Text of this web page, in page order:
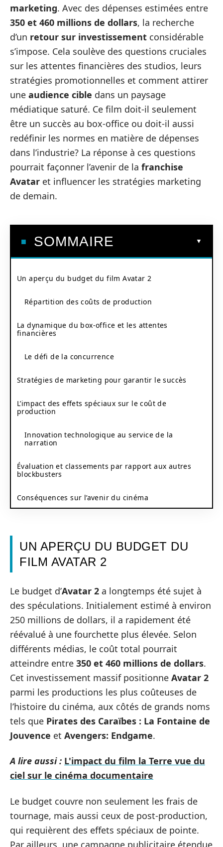
marketing. Avec des dépenses estimées entre
350 et 460 millions de dollars, la recherche
d’un retour sur investissement considérable
s’impose. Cela soulève des questions cruciales
sur les attentes financières des studios, leurs
stratégies promotionnelles et comment attirer
une audience cible dans un paysage
médiatique saturé. Ce film doit-il seulement
être un succès au box-office ou doit-il aussi
redéfinir les normes en matière de dépenses
dans l’industrie? La réponse à ces questions
pourrait façonner l’avenir de la franchise
Avatar et influencer les stratégies marketing
de demain.
SOMMAIRE
Un aperçu du budget du film Avatar 2
Répartition des coûts de production
La dynamique du box-office et les attentes
financières
Le défi de la concurrence
Stratégies de marketing pour garantir le succès
L’impact des effets spéciaux sur le coût de
production
Innovation technologique au service de la
narration
Évaluation et classements par rapport aux autres
blockbusters
Conséquences sur l’avenir du cinéma
UN APERÇU DU BUDGET DU
FILM AVATAR 2
Le budget d’Avatar 2 a longtemps été sujet à
des spéculations. Initialement estimé à environ
250 millions de dollars, il a rapidement été
réévalué à une fourchette plus élevée. Selon
différents médias, le coût total pourrait
atteindre entre 350 et 460 millions de dollars.
Cet investissement massif positionne Avatar 2
parmi les productions les plus coûteuses de
l’histoire du cinéma, aux côtés de grands noms
tels que Pirates des Caraïbes : La Fontaine de
Jouvence et Avengers: Endgame.
A lire aussi : L'impact du film la Terre vue du
ciel sur le cinéma documentaire
Le budget couvre non seulement les frais de
tournage, mais aussi ceux de post-production,
qui requièrent des effets spéciaux de pointe.
Par ailleurs, une campagne publicitaire étendue